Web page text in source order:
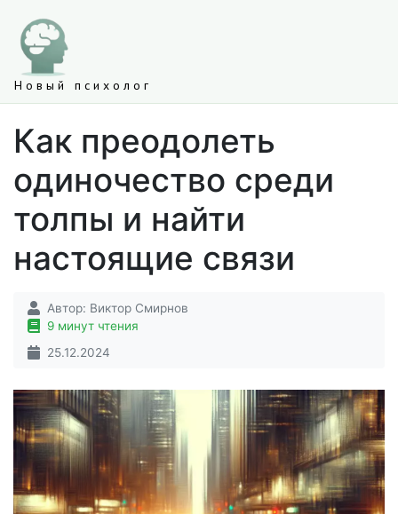
Новый психолог
Как преодолеть
одиночество среди
толпы и найти
настоящие связи
Автор: Виктор Смирнов
9 минут чтения
25.12.2024